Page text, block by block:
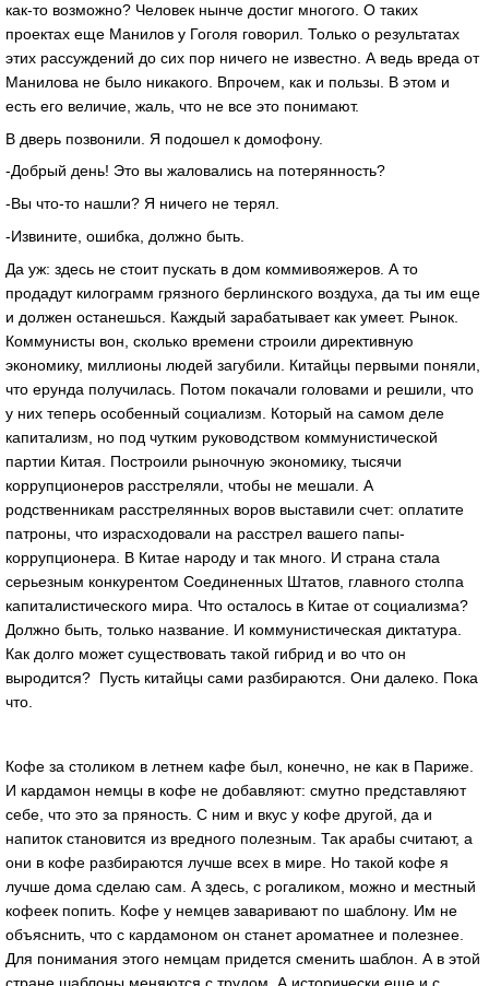
как-то возможно? Человек нынче достиг многого. О таких
проектах еще Манилов у Гоголя говорил. Только о результатах
этих рассуждений до сих пор ничего не известно. А ведь вреда от
Манилова не было никакого. Впрочем, как и пользы. В этом и
есть его величие, жаль, что не все это понимают.
В дверь позвонили. Я подошел к домофону.
-Добрый день! Это вы жаловались на потерянность?
-Вы что-то нашли? Я ничего не терял.
-Извините, ошибка, должно быть.
Да уж: здесь не стоит пускать в дом коммивояжеров. А то
продадут килограмм грязного берлинского воздуха, да ты им еще
и должен останешься. Каждый зарабатывает как умеет. Рынок.
Коммунисты вон, сколько времени строили директивную
экономику, миллионы людей загубили. Китайцы первыми поняли,
что ерунда получилась. Потом покачали головами и решили, что
у них теперь особенный социализм. Который на самом деле
капитализм, но под чутким руководством коммунистической
партии Китая. Построили рыночную экономику, тысячи
коррупционеров расстреляли, чтобы не мешали. А
родственникам расстрелянных воров выставили счет: оплатите
патроны, что израсходовали на расстрел вашего папы-
коррупционера. В Китае народу и так много. И страна стала
серьезным конкурентом Соединенных Штатов, главного столпа
капиталистического мира. Что осталось в Китае от социализма?
Должно быть, только название. И коммунистическая диктатура.
Как долго может существовать такой гибрид и во что он
выродится? Пусть китайцы сами разбираются. Они далеко. Пока
что.
Кофе за столиком в летнем кафе был, конечно, не как в Париже.
И кардамон немцы в кофе не добавляют: смутно представляют
себе, что это за пряность. С ним и вкус у кофе другой, да и
напиток становится из вредного полезным. Так арабы считают, а
они в кофе разбираются лучше всех в мире. Но такой кофе я
лучше дома сделаю сам. А здесь, с рогаликом, можно и местный
кофеек попить. Кофе у немцев заваривают по шаблону. Им не
объяснить, что с кардамоном он станет ароматнее и полезнее.
Для понимания этого немцам придется сменить шаблон. А в этой